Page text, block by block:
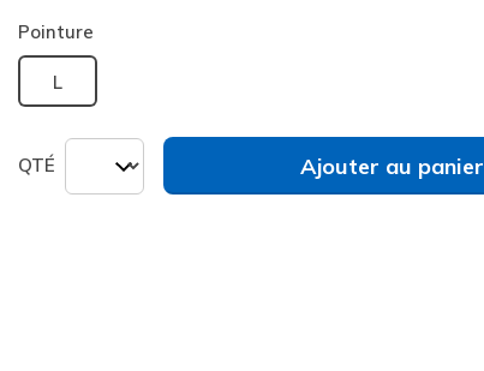
Pointure
L
QTÉ Ajouter au panier